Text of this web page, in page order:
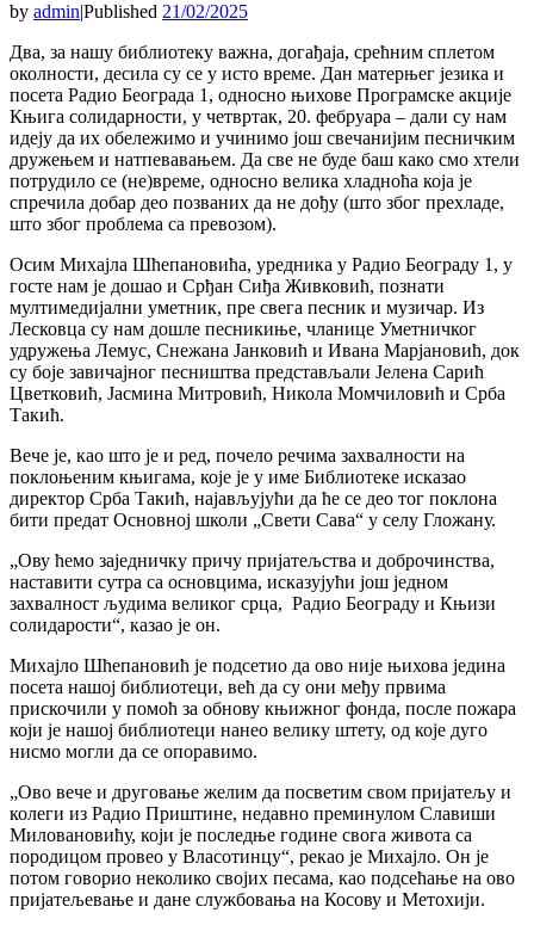
by admin|Published 21/02/2025
Два, за нашу библиотеку важна, догађаја, срећним сплетом
околности, десила су се у исто време. Дан матерњег језика и
посета Радио Београда 1, односно њихове Програмске акције
Књига солидарности, у четвртак, 20. фебруара – дали су нам
идеју да их обележимо и учинимо још свечанијим песничким
дружењем и натпевавањем. Да све не буде баш како смо хтели
потрудило се (не)време, односно велика хладноћа која је
спречила добар део позваних да не дођу (што због прехладе,
што због проблема са превозом).
Осим Михајла Шћепановића, уредника у Радио Београду 1, у
госте нам је дошао и Срђан Сиђа Живковић, познати
мултимедијални уметник, пре свега песник и музичар. Из
Лесковца су нам дошле песникиње, чланице Уметничког
удружења Лемус, Снежана Јанковић и Ивана Марјановић, док
су боје завичајног песништва представљали Јелена Сарић
Цветковић, Јасмина Митровић, Никола Момчиловић и Срба
Такић.
Вече је, као што је и ред, почело речима захвалности на
поклоњеним књигама, које је у име Библиотеке исказао
директор Срба Такић, најављујући да ће се део тог поклона
бити предат Основној школи „Свети Сава“ у селу Гложану.
„Ову ћемо заједничку причу пријатељства и доброчинства,
наставити сутра са основцима, исказујући још једном
захвалност људима великог срца, Радио Београду и Књизи
солидарости“, казао је он.
Михајло Шћепановић је подсетио да ово није њихова једина
посета нашој библиотеци, већ да су они међу првима
прискочили у помоћ за обнову књижног фонда, после пожара
који је нашој библиотеци нанео велику штету, од које дуго
нисмо могли да се опоравимо.
„Ово вече и друговање желим да посветим свом пријатељу и
колеги из Радио Приштине, недавно преминулом Славиши
Миловановићу, који је последње године свога живота са
породицом провео у Власотинцу“, рекао је Михајло. Он је
потом говорио неколико својих песама, као подсећање на ово
пријатељевање и дане службовања на Косову и Метохији.